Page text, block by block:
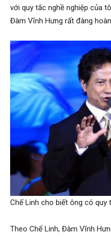
với quy tắc nghề nghiệp của
Đàm Vĩnh Hưng rất đàng
Chế Linh cho biết ông có quy
Theo Chế Linh, Đàm Vĩnh